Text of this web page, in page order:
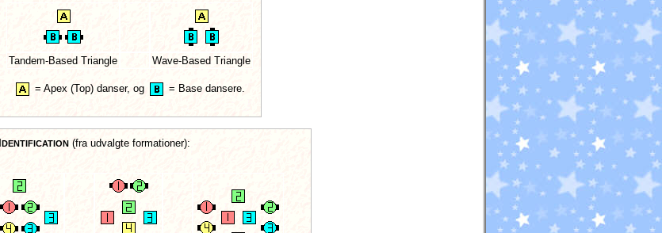
Tandem-Based Triangle Wave-Based Triangle
= Apex (Top) danser, og = Base dansere.
DENTIFICATION (fra udvalgte formationer):